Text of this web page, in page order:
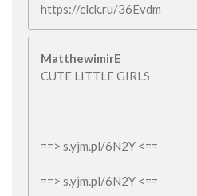
https://clck.ru/36Evdm
MatthewimirE
CUTE LITTLE GIRLS
==> s.yjm.pl/6N2Y <==
==> s.yjm.pl/6N2Y <==